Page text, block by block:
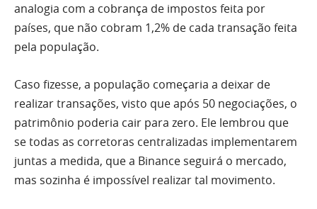
analogia com a cobrança de impostos feita por
países, que não cobram 1,2% de cada transação feita
pela população.
Caso fizesse, a população começaria a deixar de
realizar transações, visto que após 50 negociações, o
patrimônio poderia cair para zero. Ele lembrou que
se todas as corretoras centralizadas implementarem
juntas a medida, que a Binance seguirá o mercado,
mas sozinha é impossível realizar tal movimento.